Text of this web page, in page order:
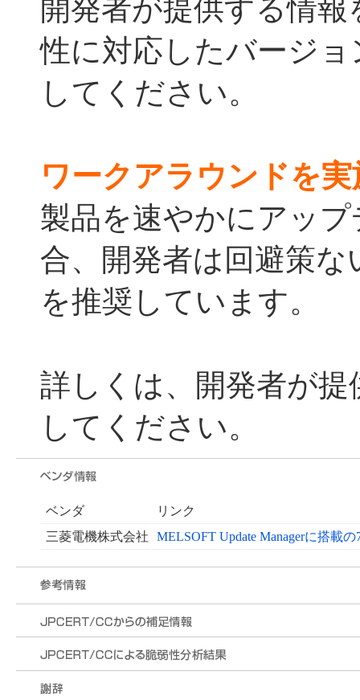
開発者が提供する情
性に対応したバージ
してください。
ワークアラウンドを
製品を速やかにアッ
合、開発者は回避策な
を推奨しています。
詳しくは、開発者が
してください。
ベンダ
リンク
三菱電機株式会社
MELSOFT Update Managerに搭載